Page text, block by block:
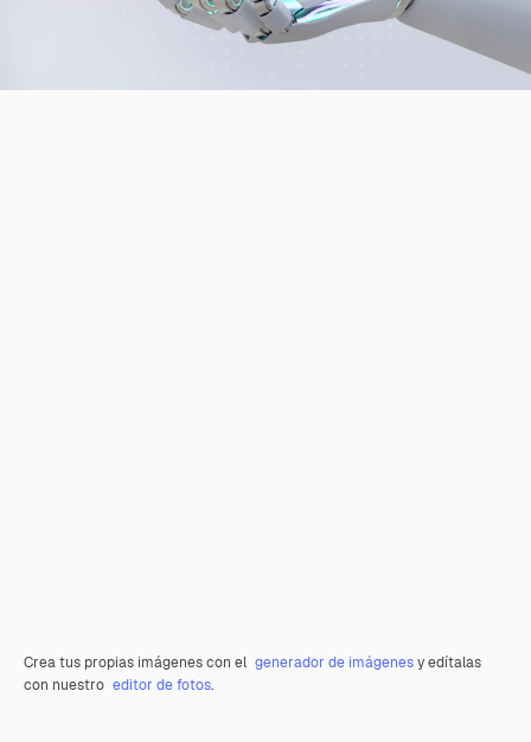
Crea tus propias imágenes con el generador de imágenesy edítalas
con nuestro editor de fotos.